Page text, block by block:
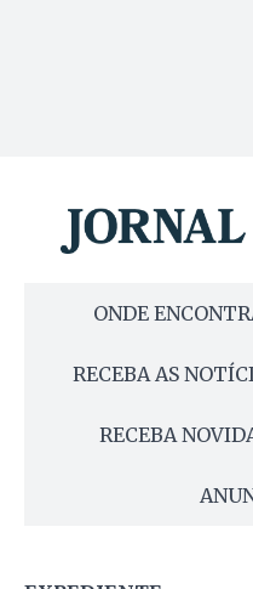
ONDE
RECEBA AS
RECEBA